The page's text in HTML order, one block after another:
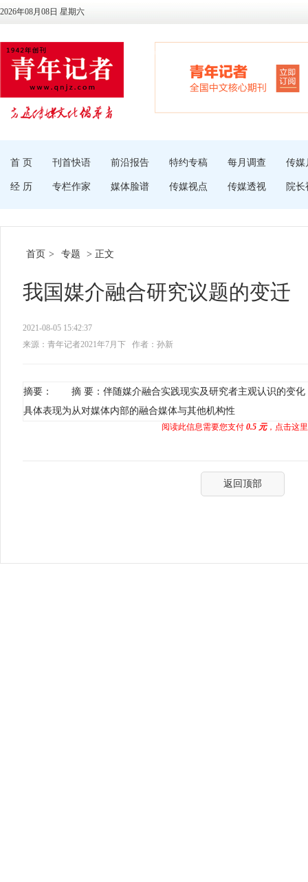
2026年08月08日 星期六
首 页 刊首快语 前沿报告 特约专稿 每月调查 传媒
经 历 专栏作家 媒体脸谱 传媒视点 传媒透视 院长
首页 > 专题 > 正文
我国媒介融合研究议题的变迁
2021-08-05 15:42:37
来源：青年记者2021年7月下
作者：孙新
摘要： 摘 要：伴随媒介融合实践现实及研究者主观认识的变化
具体表现为从对媒体内部的融合媒体与其他机构性
阅读此信息需要您支付 0.5 元，点击这
返回顶部